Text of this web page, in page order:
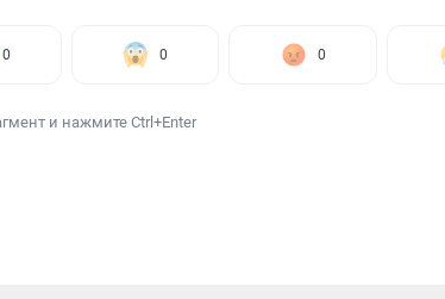
0 0 0
и нажмите Ctrl+Enter